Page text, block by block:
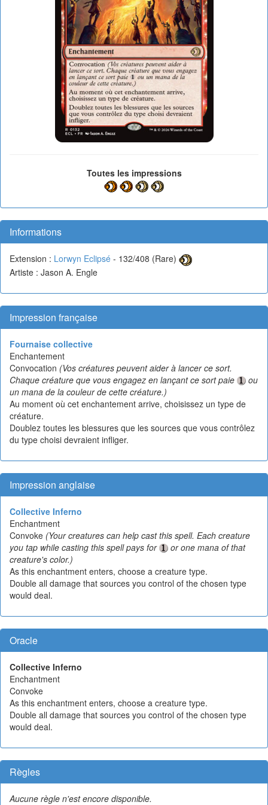
Toutes les impressions
Informations
Extension : Lorwyn Eclipsé - 132/408 (Rare)
Artiste : Jason A. Engle
Impression française
Fournaise collective
Enchantement
Convocation (Vos créatures peuvent aider à lancer ce sort.
Chaque créature que vous engagez en lançant ce sort paie
ou
un mana de la couleur de cette créature.)
Au moment où cet enchantement arrive, choisissez un type de
créature.
Doublez toutes les blessures que les sources que vous contrôlez
du type choisi devraient infliger.
Impression anglaise
Collective Inferno
Enchantment
Convoke (Your creatures can help cast this spell. Each creature
you tap while casting this spell pays for
or one mana of that
creature's color.)
As this enchantment enters, choose a creature type.
Double all damage that sources you control of the chosen type
would deal.
Oracle
Collective Inferno
Enchantment
Convoke
As this enchantment enters, choose a creature type.
Double all damage that sources you control of the chosen type
would deal.
Règles
Aucune règle n'est encore disponible.